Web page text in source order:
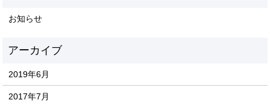
お知らせ
2019年6月
2017年7月